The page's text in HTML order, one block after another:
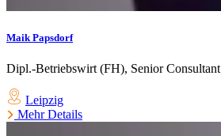
Maik Papsdorf
Dipl.-Betriebswirt (FH), Senior Consultant
Leipzig
Mehr Details